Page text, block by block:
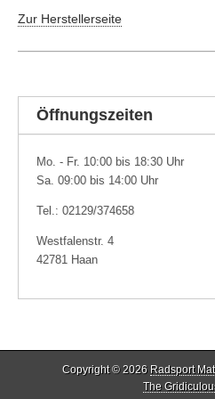
Zur Herstellerseite
Öffnungszeiten
Mo. - Fr. 10:00 bis 18:30 Uhr
Sa. 09:00 bis 14:00 Uhr
Tel.: 02129/374658
Westfalenstr. 4
42781 Haan
Copyright © 2026 Radsport
The